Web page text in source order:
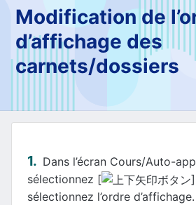
Modification de
d’affichage des
carnets/dossiers
Dans l’écran Cours/Auto-
sélectionnez [
sélectionnez l’ordre d’affichage.